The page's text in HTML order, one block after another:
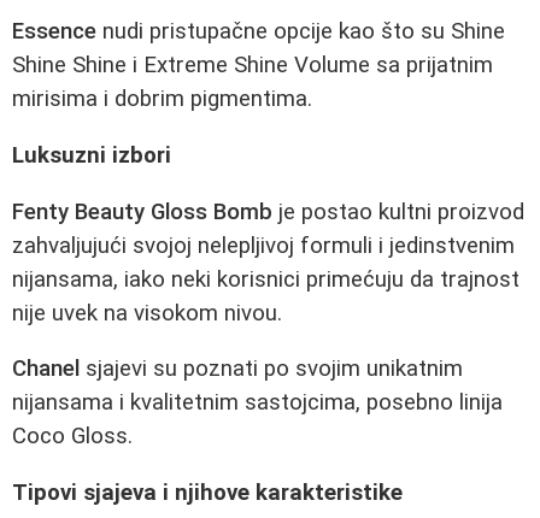
Essence nudi pristupačne opcije kao što su Shine
Shine Shine i Extreme Shine Volume sa prijatnim
mirisima i dobrim pigmentima.
Luksuzni izbori
Fenty Beauty Gloss Bomb je postao kultni proizvod
zahvaljujući svojoj nelepljivoj formuli i jedinstvenim
nijansama, iako neki korisnici primećuju da trajnost
nije uvek na visokom nivou.
Chanel sjajevi su poznati po svojim unikatnim
nijansama i kvalitetnim sastojcima, posebno linija
Coco Gloss.
Tipovi sjajeva i njihove karakteristike